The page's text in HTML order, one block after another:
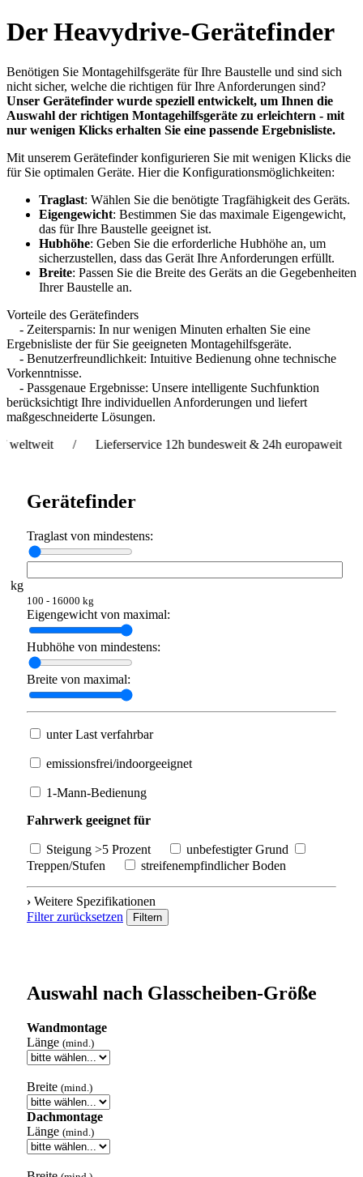
Der Heavydrive-Gerätefinder
Benötigen Sie Montagehilfsgeräte für Ihre Baustelle und sind sich
nicht sicher, welche die richtigen für Ihre Anforderungen sind?
Unser Gerätefinder wurde speziell entwickelt, um Ihnen die
Auswahl der richtigen Montagehilfsgeräte zu erleichtern - mit
nur wenigen Klicks erhalten Sie eine passende Ergebnisliste.
Mit unserem Gerätefinder konfigurieren Sie mit wenigen Klicks die
für Sie optimalen Geräte. Hier die Konfigurationsmöglichkeiten:
Traglast: Wählen Sie die benötigte Tragfähigkeit des Geräts.
Eigengewicht: Bestimmen Sie das maximale Eigengewicht,
das für Ihre Baustelle geeignet ist.
Hubhöhe: Geben Sie die erforderliche Hubhöhe an, um
sicherzustellen, dass das Gerät Ihre Anforderungen erfüllt.
Breite: Passen Sie die Breite des Geräts an die Gegebenheiten
Ihrer Baustelle an.
Vorteile des Gerätefinders
- Zeitersparnis: In nur wenigen Minuten erhalten Sie eine
Ergebnisliste der für Sie geeigneten Montagehilfsgeräte.
- Benutzerfreundlichkeit: Intuitive Bedienung ohne technische
Vorkenntnisse.
- Passgenaue Ergebnisse: Unsere intelligente Suchfunktion
berücksichtigt Ihre individuellen Anforderungen und liefert
maßgeschneiderte Lösungen.
/ Lieferservice 12h bundesweit & 24h europaweit /
Gerätefinder
Traglast von mindestens:
kg
100 - 16000 kg
Eigengewicht von maximal:
Hubhöhe von mindestens:
Breite von maximal:
unter Last verfahrbar
emissionsfrei/indoorgeeignet
1-Mann-Bedienung
Fahrwerk geeignet für
Steigung >5 Prozent
unbefestigter Grund
Treppen/Stufen
streifenempfindlicher Boden
› Weitere Spezifikationen
Filter zurücksetzen
Filtern
Auswahl nach Glasscheiben-Größe
Wandmontage
Länge (mind.)
Breite (mind.)
Dachmontage
Länge (mind.)